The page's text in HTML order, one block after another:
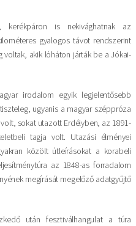
kerékpáron is nekivághatnak az
gyalogos távot rendszerint
akik lóháton járták be a Jókai-
irodalom egyik legjelentősebb
ugyanis a magyar széppróza
sokat utazott Erdélyben, az 1891-
tagja volt. Utazási élményei
közölt útleírásokat a korabeli
az 1848-as forradalom
megírását megelőző adatgyűjtő
után fesztiválhangulat a túra